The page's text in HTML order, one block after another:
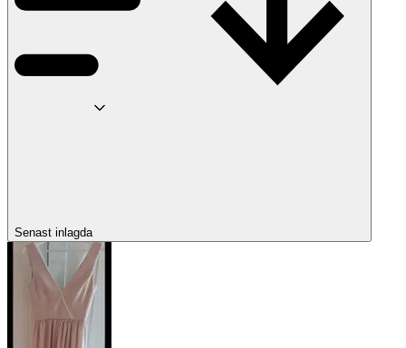
Senast inlagda